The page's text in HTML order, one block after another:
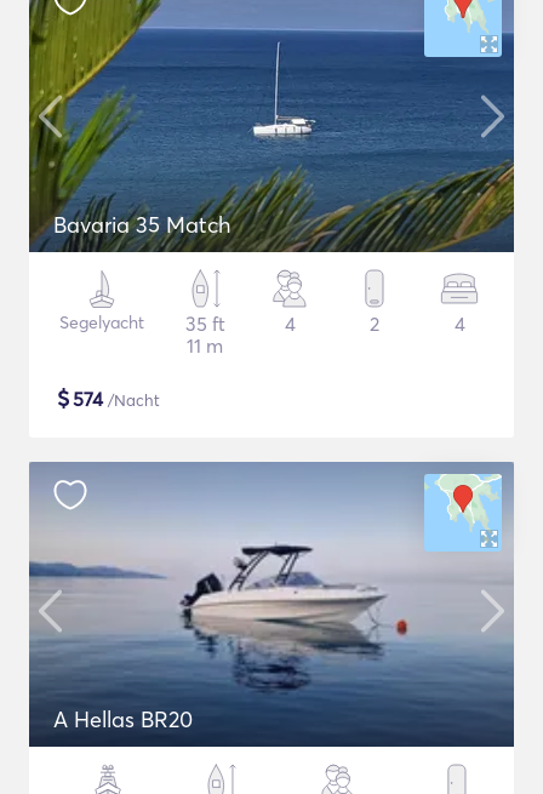
Bavaria 35 Match
Segelyacht
35 ft
11 m
4 2 4
$574/Nacht
A Hellas BR20